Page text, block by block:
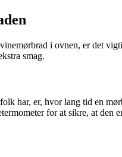
i ovnen, er det
smag.
har, er, hvor lang tid en
for at sikre, at den